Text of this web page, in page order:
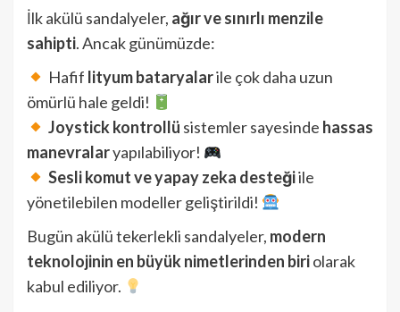
İlk akülü sandalyeler, ağır ve sınırlı menzile
sahipti. Ancak günümüzde:
Hafif lityum bataryalarile çok daha uzun
ömürlü hale geldi!
Joystick kontrollü sistemler sayesinde hassas
manevralaryapılabiliyor!
Sesli komut ve yapay zeka desteğiile
yönetilebilen modeller geliştirildi!
Bugün akülü tekerlekli sandalyeler, modern
teknolojinin en büyük nimetlerinden biriolarak
kabul ediliyor.